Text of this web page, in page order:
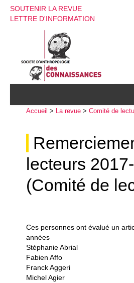
SOUTENIR LA REVUE
LETTRE D'INFORMATION
La société d’anthropologie
Recherches
Appels à contributions
Instructions aux auteurs
Accueil > La revue > Comité de
lecteurs
(Comité de
Ces personnes ont évalué un
années
Stéphanie Abrial
Fabien Affo
Franck Aggeri
Michel Agier